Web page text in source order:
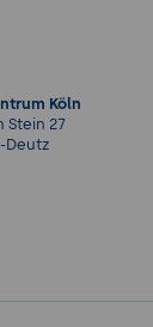
Köln
Stein 27
Deutz